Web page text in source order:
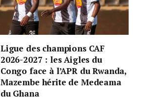
Ligue des champions CAF
2026-2027 : les Aigles du
Congo face à l’APR du Rwanda,
Mazembe hérite de Medeama
du Ghana